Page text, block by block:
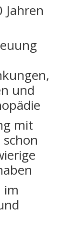
und
mit
im